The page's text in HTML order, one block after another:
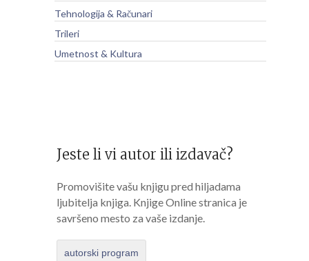
Tehnologija & Računari
Trileri
Umetnost & Kultura
Jeste li vi autor ili izdavač?
Promovišite vašu knjigu pred hiljadama
ljubitelja knjiga. Knjige Online stranica je
savršeno mesto za vaše izdanje.
autorski program